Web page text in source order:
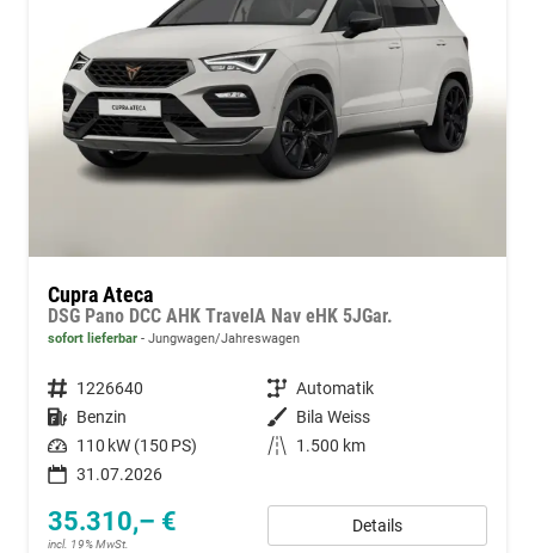
Cupra Ateca
DSG Pano DCC AHK TravelA Nav eHK 5JGar.
sofort lieferbar Jungwagen/Jahreswagen
Fahrzeugnummer 1226640 Getriebe Automatik
Kraftstoff Benzin Außenfarbe Bila Weiss
Leistung 110 kW (150 PS) Kilometerstand
1.500 km
31.07.2026
35.310,– €
incl. 19% MwSt.
Details